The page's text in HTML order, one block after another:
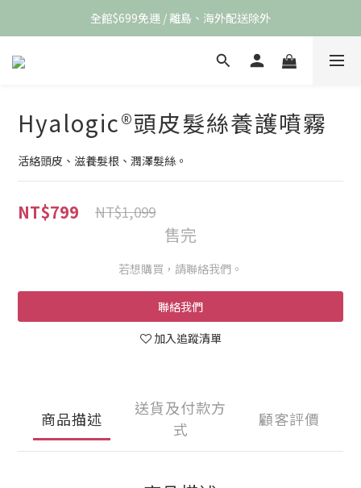
全館$699免運 / 離島、海外配送除外
Hyalogic®頭皮髮絲養護噴霧
活絡頭皮、滋養髮根、潤澤髮絲。
NT$799 NT$1,099
售完
若想購買，請聯絡我們。
聯絡我們
加入追蹤清單
商品描述
送貨及付款方
式
顧客評價